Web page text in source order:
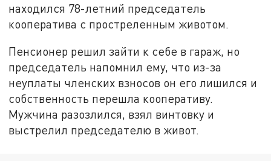
находился 78-летний председатель
кооператива с простреленным животом.
Пенсионер решил зайти к себе в гараж, но
председатель напомнил ему, что из-за
неуплаты членских взносов он его лишился и
собственность перешла кооперативу.
Мужчина разозлился, взял винтовку и
выстрелил председателю в живот.